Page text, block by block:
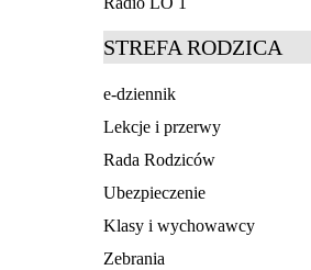
STREFA RODZICA
e-dziennik
Lekcje i przerwy
Rada Rodziców
Ubezpieczenie
Klasy i wychowawcy
Zebrania